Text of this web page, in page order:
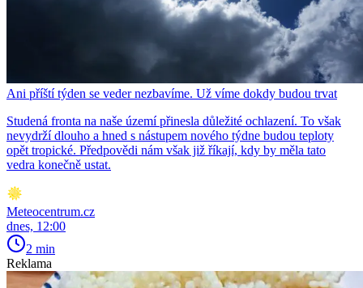
Ani příští týden se veder nezbavíme. Už víme dokdy budou trvat
Studená fronta na naše území přinesla důležité ochlazení. To však
nevydrží dlouho a hned s nástupem nového týdne budou teploty
opět tropické. Předpovědi nám však již říkají, kdy by měla tato
vedra konečně ustat.
Meteocentrum.cz
dnes, 12:00
2 min
Reklama